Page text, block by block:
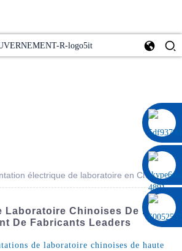
électrique de laboratoire en Chine
Laboratoire Chinoises De Haute
De Fabricants Leaders
de laboratoire chinoises de haute